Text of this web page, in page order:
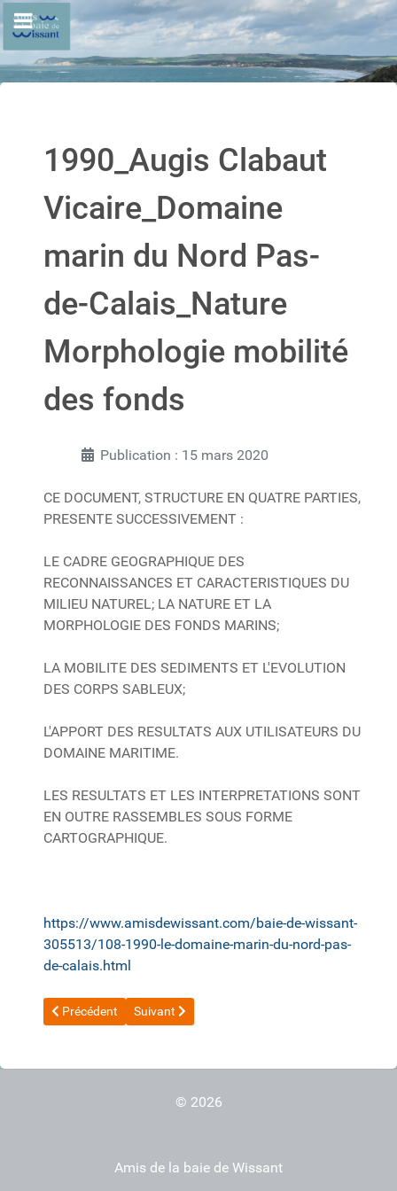
1990_Augis Clabaut
Vicaire_Domaine
marin du Nord Pas-
de-Calais_Nature
Morphologie mobilité
des fonds
Publication : 15 mars 2020
CE DOCUMENT, STRUCTURE EN QUATRE PARTIES,
PRESENTE SUCCESSIVEMENT :
LE CADRE GEOGRAPHIQUE DES
RECONNAISSANCES ET CARACTERISTIQUES DU
MILIEU NATUREL; LA NATURE ET LA
MORPHOLOGIE DES FONDS MARINS;
LA MOBILITE DES SEDIMENTS ET L'EVOLUTION
DES CORPS SABLEUX;
L'APPORT DES RESULTATS AUX UTILISATEURS DU
DOMAINE MARITIME.
LES RESULTATS ET LES INTERPRETATIONS SONT
EN OUTRE RASSEMBLES SOUS FORME
CARTOGRAPHIQUE.
https://www.amisdewissant.com/baie-de-wissant-
305513/108-1990-le-domaine-marin-du-nord-pas-
de-calais.html
Article précédent : 2010_ULCO_Hequette_Les risques naturels
Précédent Article suivant : 1987_Transferts
Suivant
© 2026
Amis de la baie de Wissant